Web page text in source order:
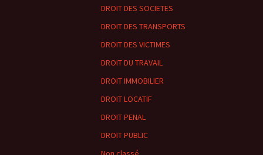
DROIT DES SOCIETES
DROIT DES TRANSPORTS
DROIT DES VICTIMES
DROIT DU TRAVAIL
DROIT IMMOBILIER
DROIT LOCATIF
DROIT PENAL
DROIT PUBLIC